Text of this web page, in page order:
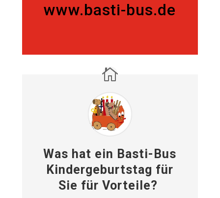
www.basti-bus.de
Was hat ein Basti-Bus
Kindergeburtstag für
Sie für Vorteile?